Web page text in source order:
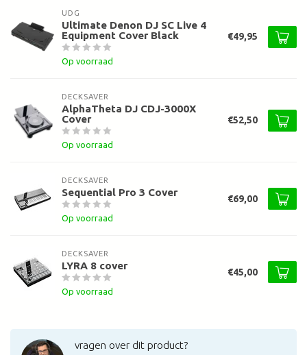
UDG
Ultimate Denon DJ SC Live 4
Equipment Cover Black
Op voorraad
€49,95
DECKSAVER
AlphaTheta DJ CDJ-3000X
Cover
Op voorraad
€52,50
DECKSAVER
Sequential Pro 3 Cover
Op voorraad
€69,00
DECKSAVER
LYRA 8 cover
Op voorraad
€45,00
vragen over dit product?